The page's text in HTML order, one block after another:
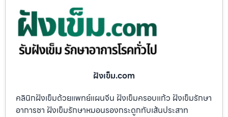
ฝังเข็ม.com
คลินิกฝังเข็มด้วยแพทย์แผนจีน ฝังเข็มครอบแก้ว ฝังเข็มรักษา
อาการชา ฝังเข็มรักษาหมอนรองกระดูกทับเส้นประสาท